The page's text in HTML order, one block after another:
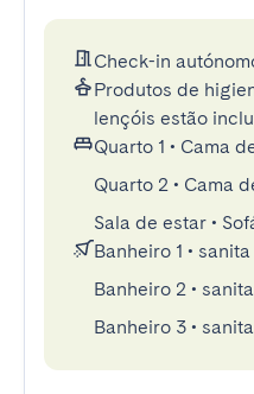
Check-in
Produtos de
lençóis estão
Quarto 1 • Cama
Quarto 2 • Cama
Sala de estar •
Banheiro 1 • sanita
Banheiro 2 •
Banheiro 3 •